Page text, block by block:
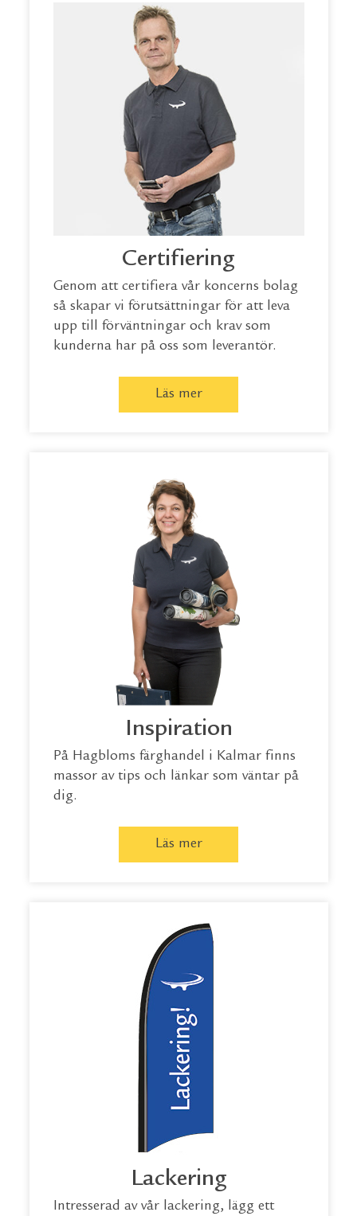
Certifiering
Genom att certifiera vår koncerns bolag
så skapar vi förutsättningar för att leva
upp till förväntningar och krav som
kunderna har på oss som leverantör.
Läs mer
Inspiration
På Hagbloms färghandel i Kalmar finns
massor av tips och länkar som väntar på
dig.
Läs mer
Lackering
Intresserad av vår lackering, lägg ett